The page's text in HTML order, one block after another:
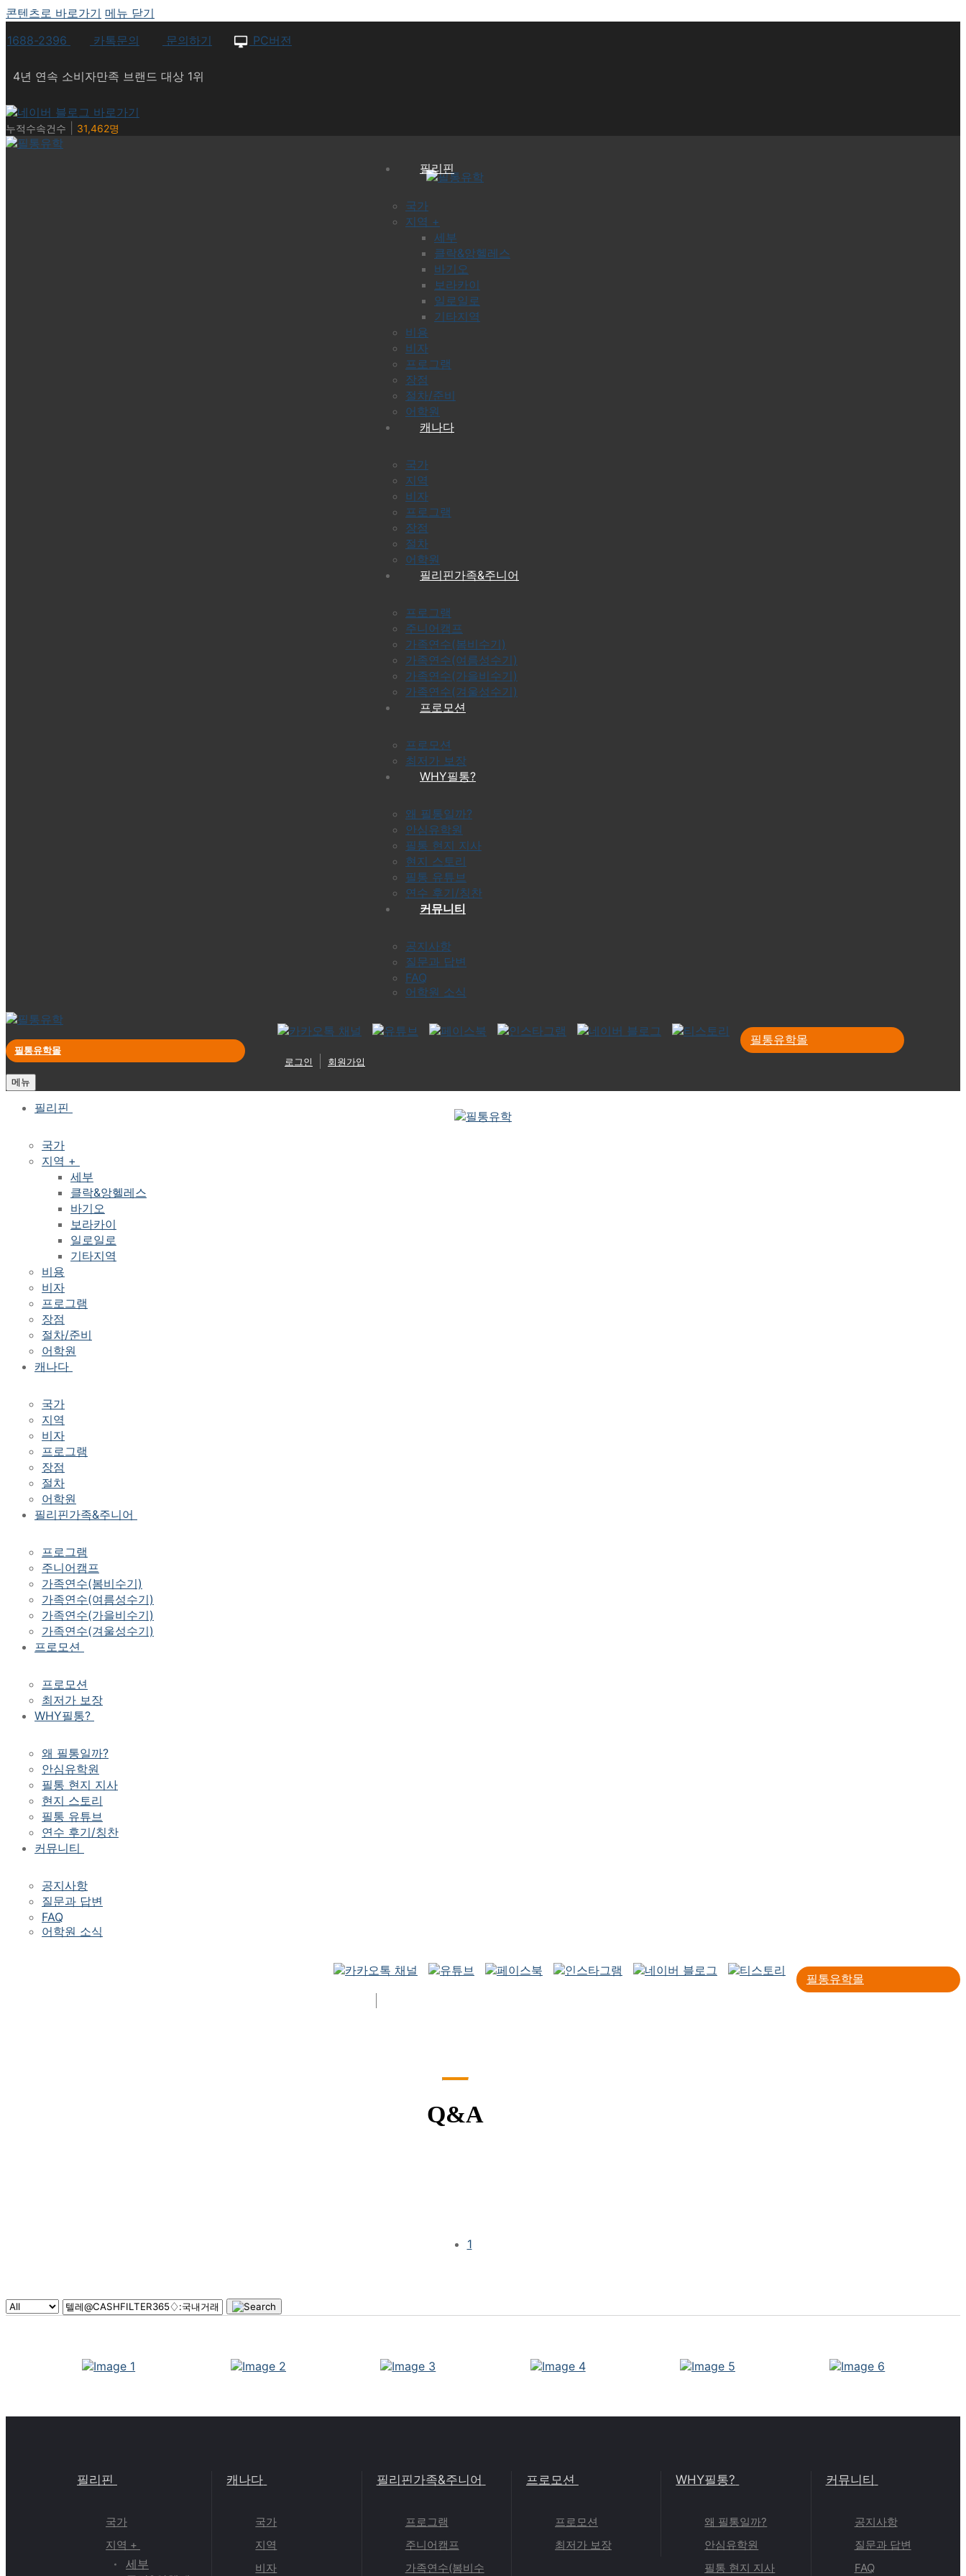
콘텐츠로 바로가기 메뉴 닫기
1688-2396
카톡문의 문의하기 PC버전
4년 연속 소비자만족 브랜드 대상 1위
누적수속건수 31,462명
필리핀
국가
지역 +
세부
클락&앙헬레스
바기오
보라카이
일로일로
기타지역
비용
비자
프로그램
장점
절차/준비
어학원
캐나다
국가
지역
비자
프로그램
장점
절차
어학원
필리핀가족&주니어
프로그램
주니어캠프
가족연수(봄비수기)
가족연수(여름성수기)
가족연수(가을비수기)
가족연수(겨울성수기)
프로모션
프로모션
최저가 보장
WHY필통?
왜 필통일까?
안심유학원
필통 현지 지사
현지 스토리
필통 유튜브
연수 후기/칭찬
커뮤니티
공지사항
질문과 답변
FAQ
어학원 소식
로그인 회원가입
필통유학몰
필통유학몰
메뉴
필리핀
국가
지역 +
세부
클락&앙헬레스
바기오
보라카이
일로일로
기타지역
비용
비자
프로그램
장점
절차/준비
어학원
캐나다
국가
지역
비자
프로그램
장점
절차
어학원
필리핀가족&주니어
프로그램
주니어캠프
가족연수(봄비수기)
가족연수(여름성수기)
가족연수(가을비수기)
가족연수(겨울성수기)
프로모션
프로모션
최저가 보장
WHY필통?
왜 필통일까?
안심유학원
필통 현지 지사
현지 스토리
필통 유튜브
연수 후기/칭찬
커뮤니티
공지사항
질문과 답변
FAQ
어학원 소식
필통유학몰
Q&A
1
필리핀
국가
지역 +
세부
캐나다
국가
지역
비자
필리핀가족&주니어
프로그램
주니어캠프
가족연수(봄비수
프로모션
프로모션
최저가 보장
WHY필통?
왜 필통일까?
안심유학원
필통 현지 지사
커뮤니티
공지사항
질문과 답변
FAQ